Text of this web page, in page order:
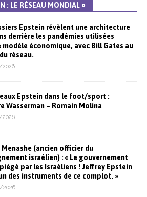
: LE RÉSEAU MONDIAL ¤
Epstein révèlent une architecture
derrière les pandémies utilisées
modèle économique, avec Bill Gates au
réseau.
Epstein dans le foot/sport :
Wasserman – Romain Molina
Menashe (ancien officier du
israélien) : « Le gouvernement
par les Israéliens ! Jeffrey Epstein
des instruments de ce complot. »
2026